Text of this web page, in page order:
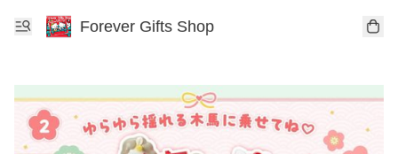
Forever Gifts Shop